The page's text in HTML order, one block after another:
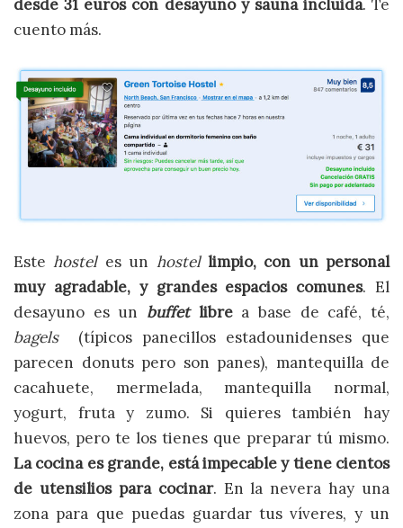
desde 31 euros con desayuno y sauna incluida. Te
cuento más.
Estehosteles un hostel limpio, con un personal
muy agradable, y grandes espacios comunes. El
desayuno es un buffetlibrea base de café, té,
bagels
(típicos panecillos estadounidenses que
parecen donuts pero son panes), mantequilla de
cacahuete, mermelada, mantequilla normal,
yogurt, fruta y zumo. Si quieres también hay
huevos, pero te los tienes que preparar tú mismo.
La cocina es grande, está impecable y tiene cientos
de utensilios para cocinar. En la nevera hay una
zona para que puedas guardar tus víveres, y un